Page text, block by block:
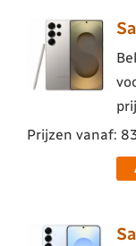
Prijzen vanaf: